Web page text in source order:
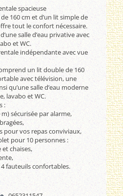
spacieuse
160 cm et d’un lit simple de
tout le confort nécessaire.
salle d’eau privative avec
et WC.
indépendante avec vue
un lit double de 160
avec télévision, une
qu’une salle d’eau moderne
lavabo et WC.
:
sécurisée par alarme,
pour vos repas conviviaux,
pour 10 personnes :
chaises,
4 fauteuils confortables.